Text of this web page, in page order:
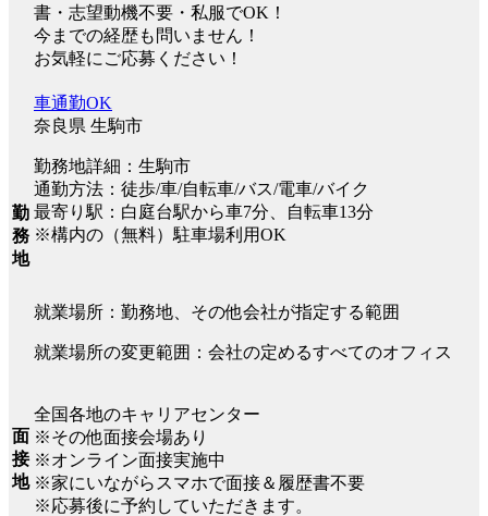
書・志望動機不要・私服でOK！
今までの経歴も問いません！
お気軽にご応募ください！
勤
務
地
車通勤OK
奈良県 生駒市
勤務地詳細：生駒市
通勤方法：徒歩/車/自転車/バス/電車/バイク
最寄り駅：白庭台駅から車7分、自転車13分
※構内の（無料）駐車場利用OK
就業場所：勤務地、その他会社が指定する範囲
就業場所の変更範囲：会社の定めるすべてのオフィス
面
接
地
全国各地のキャリアセンター
※その他面接会場あり
※オンライン面接実施中
※家にいながらスマホで面接＆履歴書不要
※応募後に予約していただきます。